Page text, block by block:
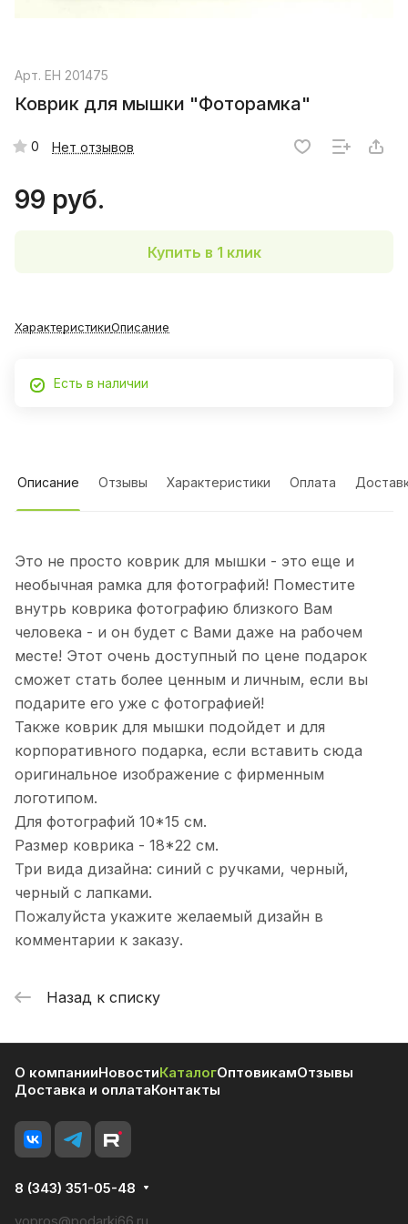
Арт. EH 201475
Коврик для мышки "Фоторамка"
0 Нет отзывов
99 руб.
Купить в 1 клик
ХарактеристикиОписание
Есть в наличии
Описание Отзывы Характеристики Оплата
Это не просто коврик для мышки - это еще и
необычная рамка для фотографий! Поместите
внутрь коврика фотографию близкого Вам
человека - и он будет с Вами даже на рабочем
месте! Этот очень доступный по цене подарок
сможет стать более ценным и личным, если вы
подарите его уже с фотографией!
Также коврик для мышки подойдет и для
корпоративного подарка, если вставить сюда
оригинальное изображение с фирменным
логотипом.
Для фотографий 10*15 см.
Размер коврика - 18*22 см.
Три вида дизайна: синий с ручками, черный,
черный с лапками.
Пожалуйста укажите желаемый дизайн в
комментарии к заказу.
Назад к списку
О компанииНовостиКаталогОптовикамОтзывы
Доставка и оплатаКонтакты
8 (343) 351-05-48
vopros@podarki66.ru